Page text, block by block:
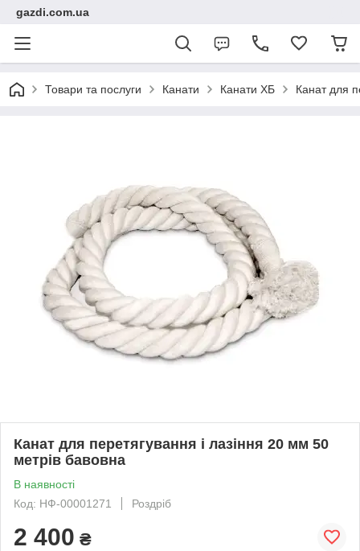
gazdi.com.ua
Товари та послуги Канати Канати ХБ Канат для
Канат для перетягування і лазіння 20 мм 50
метрів бавовна
В наявності
Код: НФ-00001271
Роздріб
2 400 ₴